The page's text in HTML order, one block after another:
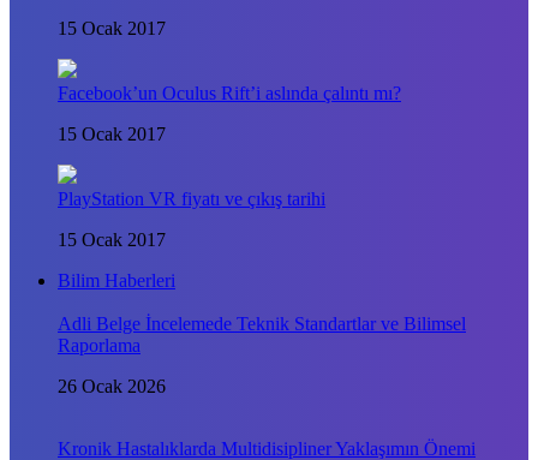
15 Ocak 2017
Facebook’un Oculus Rift’i aslında çalıntı mı?
15 Ocak 2017
PlayStation VR fiyatı ve çıkış tarihi
15 Ocak 2017
Bilim Haberleri
Adli Belge İncelemede Teknik Standartlar ve Bilimsel
Raporlama
26 Ocak 2026
Kronik Hastalıklarda Multidisipliner Yaklaşımın Önemi